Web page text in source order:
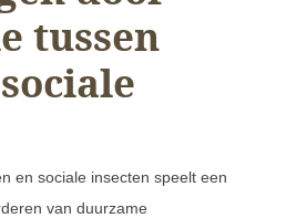
tussen
en sociale insecten speelt een
van duurzame